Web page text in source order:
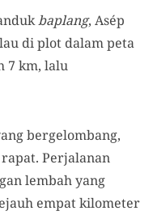
baplang, Asép
di plot dalam peta
7 km, lalu
bergelombang,
Perjalanan
lembah yang
empat kilometer